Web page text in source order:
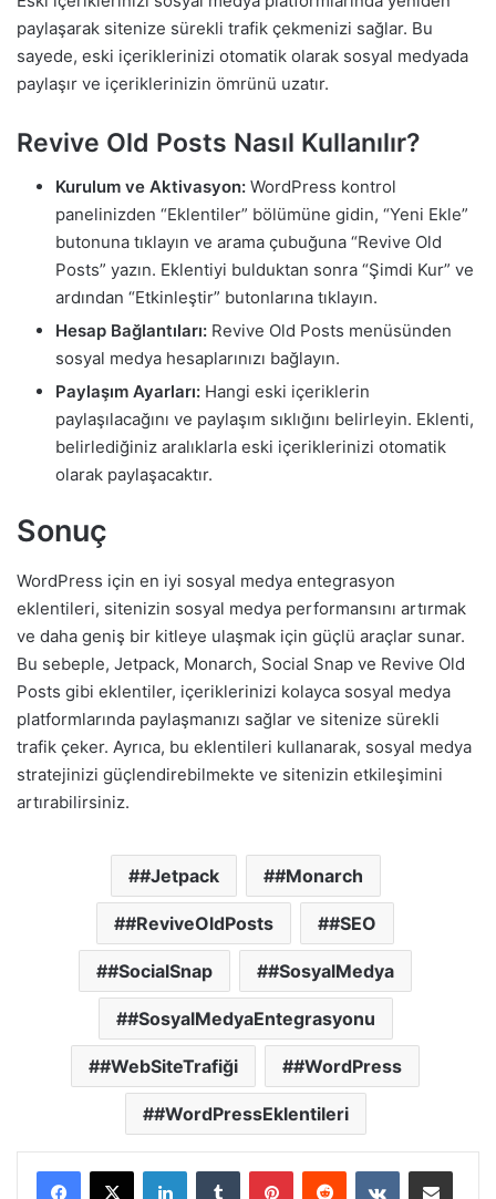
paylaşarak sitenize sürekli trafik çekmenizi sağlar. Bu
sayede, eski içeriklerinizi otomatik olarak sosyal medyada
paylaşır ve içeriklerinizin ömrünü uzatır.
Revive Old Posts Nasıl Kullanılır?
Kurulum ve Aktivasyon: WordPress kontrol
panelinizden “Eklentiler” bölümüne gidin, “Yeni Ekle”
butonuna tıklayın ve arama çubuğuna “Revive Old
Posts” yazın. Eklentiyi bulduktan sonra “Şimdi Kur” ve
ardından “Etkinleştir” butonlarına tıklayın.
Hesap Bağlantıları: Revive Old Posts menüsünden
sosyal medya hesaplarınızı bağlayın.
Paylaşım Ayarları: Hangi eski içeriklerin
paylaşılacağını ve paylaşım sıklığını belirleyin. Eklenti,
belirlediğiniz aralıklarla eski içeriklerinizi otomatik
olarak paylaşacaktır.
Sonuç
WordPress için en iyi sosyal medya entegrasyon
eklentileri, sitenizin sosyal medya performansını artırmak
ve daha geniş bir kitleye ulaşmak için güçlü araçlar sunar.
Bu sebeple, Jetpack, Monarch, Social Snap ve Revive Old
Posts gibi eklentiler, içeriklerinizi kolayca sosyal medya
platformlarında paylaşmanızı sağlar ve sitenize sürekli
trafik çeker. Ayrıca, bu eklentileri kullanarak, sosyal medya
stratejinizi güçlendirebilmekte ve sitenizin etkileşimini
artırabilirsiniz.
#Jetpack #Monarch
#ReviveOldPosts #SEO
#SocialSnap #SosyalMedya
#SosyalMedyaEntegrasyonu
#WebSiteTrafiği #WordPress
#WordPressEklentileri
LinkedInTumblr PinterestReddit VKontakteE-Posta ile paylaş